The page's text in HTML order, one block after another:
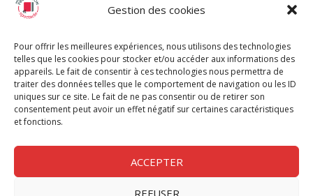
Gestion des cookies
Pour offrir les meilleures expériences, nous utilisons des technologies
telles que les cookies pour stocker et/ou accéder aux informations des
appareils. Le fait de consentir à ces technologies nous permettra de
traiter des données telles que le comportement de navigation ou les ID
uniques sur ce site. Le fait de ne pas consentir ou de retirer son
consentement peut avoir un effet négatif sur certaines caractéristiques
et fonctions.
ACCEPTER
REFUSER
Chèque Intermittents
Chèque Compta
Chèque Emploi Spectacle
G-Pods
Profession Audio-visuel